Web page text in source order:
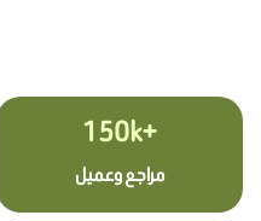
+150k
مراجع وعميل